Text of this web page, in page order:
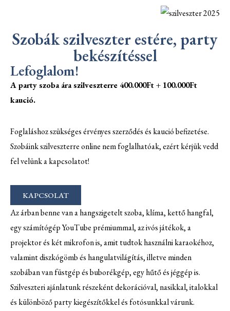
Szobák szilveszter estére, party
bekészítéssel
Lefoglalom!
A party szoba ára szilveszterre 400.000Ft + 100.000Ft
kaució.
Foglaláshoz szükséges érvényes szerződés és kaució befizetése.
Szobáink szilveszterre online nem foglalhatóak, ezért kérjük vedd
fel velünk a kapcsolatot!
KAPCSOLAT
Az árban benne van a hangszigetelt szoba, klíma, kettő hangfal,
egy számítógép YouTube prémiummal, az ivós játékok, a
projektor és két mikrofon is, amit tudtok használni karaokéhoz,
valamint diszkógömb és hangulatvilágítás, illetve minden
szobában van füstgép és buborékgép, egy hűtő és jéggép is.
Szilveszteri ajánlatunk részeként dekorációval, nasikkal, italokkal
és különböző party kiegészítőkkel és fotósunkkal várunk.